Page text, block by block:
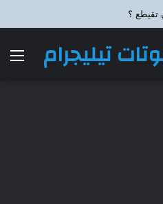
تيليجرام